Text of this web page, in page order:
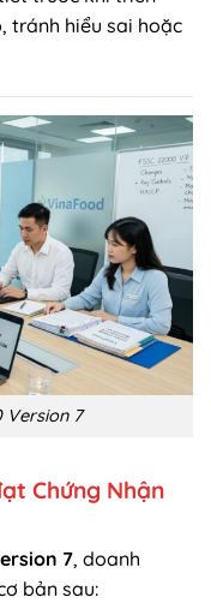
tránh hiểu sai hoặc
Version 7
Chứng Nhận
7, doanh
bản sau: